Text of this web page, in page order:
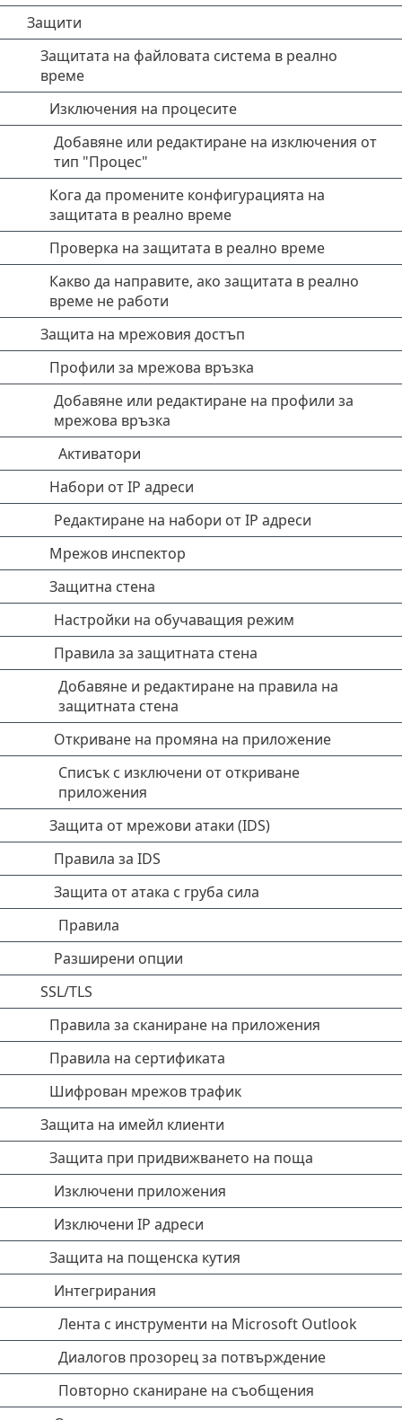
Защити
Защитата на файловата система в реално
време
Изключения на процесите
Добавяне или редактиране на изключения от
тип "Процес"
Кога да промените конфигурацията на
защитата в реално време
Проверка на защитата в реално време
Какво да направите, ако защитата в реално
време не работи
Защита на мрежовия достъп
Профили за мрежова връзка
Добавяне или редактиране на профили за
мрежова връзка
Активатори
Набори от IP адреси
Редактиране на набори от IP адреси
Мрежов инспектор
Защитна стена
Настройки на обучаващия режим
Правила за защитната стена
Добавяне и редактиране на правила на
защитната стена
Откриване на промяна на приложение
Списък с изключени от откриване
приложения
Защита от мрежови атаки (IDS)
Правила за IDS
Защита от атака с груба сила
Правила
Разширени опции
SSL/TLS
Правила за сканиране на приложения
Правила на сертификата
Шифрован мрежов трафик
Защита на имейл клиенти
Защита при придвижването на поща
Изключени приложения
Изключени IP адреси
Защита на пощенска кутия
Интегрирания
Лента с инструменти на Microsoft Outlook
Диалогов прозорец за потвърждение
Повторно сканиране на съобщения